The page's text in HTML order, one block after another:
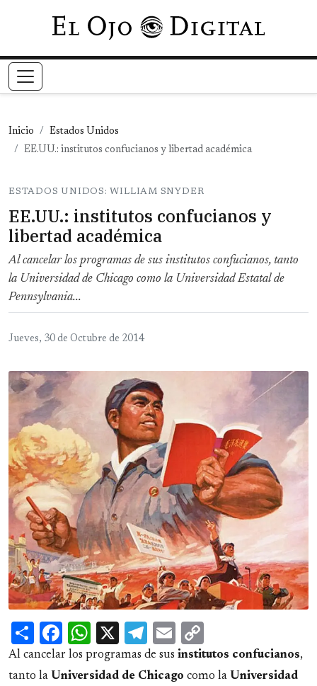
Pasar al contenido principal
Inicio
Estados Unidos
EE.UU.: institutos confucianos y libertad académica
ESTADOS UNIDOS: WILLIAM SNYDER
EE.UU.: institutos confucianos y
libertad académica
Al cancelar los programas de sus institutos confucianos, tanto
la Universidad de Chicago como la Universidad Estatal de
Pennsylvania...
Jueves, 30 de Octubre de 2014
ShareFacebook
WhatsApp
X Telegram
Email
Link
Al cancelar los programas de sus institutos confucianos,
tanto la Universidad de Chicago como la Universidad